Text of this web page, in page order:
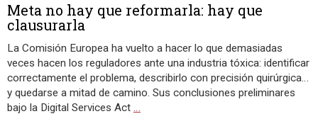
Meta no hay que reformarla: hay que
clausurarla
La Comisión Europea ha vuelto a hacer lo que demasiadas
veces hacen los reguladores ante una industria tóxica: identificar
correctamente el problema, describirlo con precisión quirúrgica…
y quedarse a mitad de camino. Sus conclusiones preliminares
bajo la Digital Services Act …